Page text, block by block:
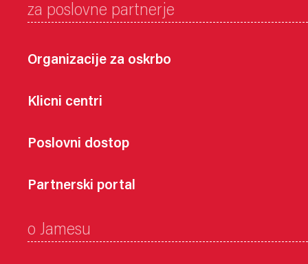
za poslovne partnerje
Organizacije za oskrbo
Klicni centri
Poslovni dostop
Partnerski portal
o Jamesu